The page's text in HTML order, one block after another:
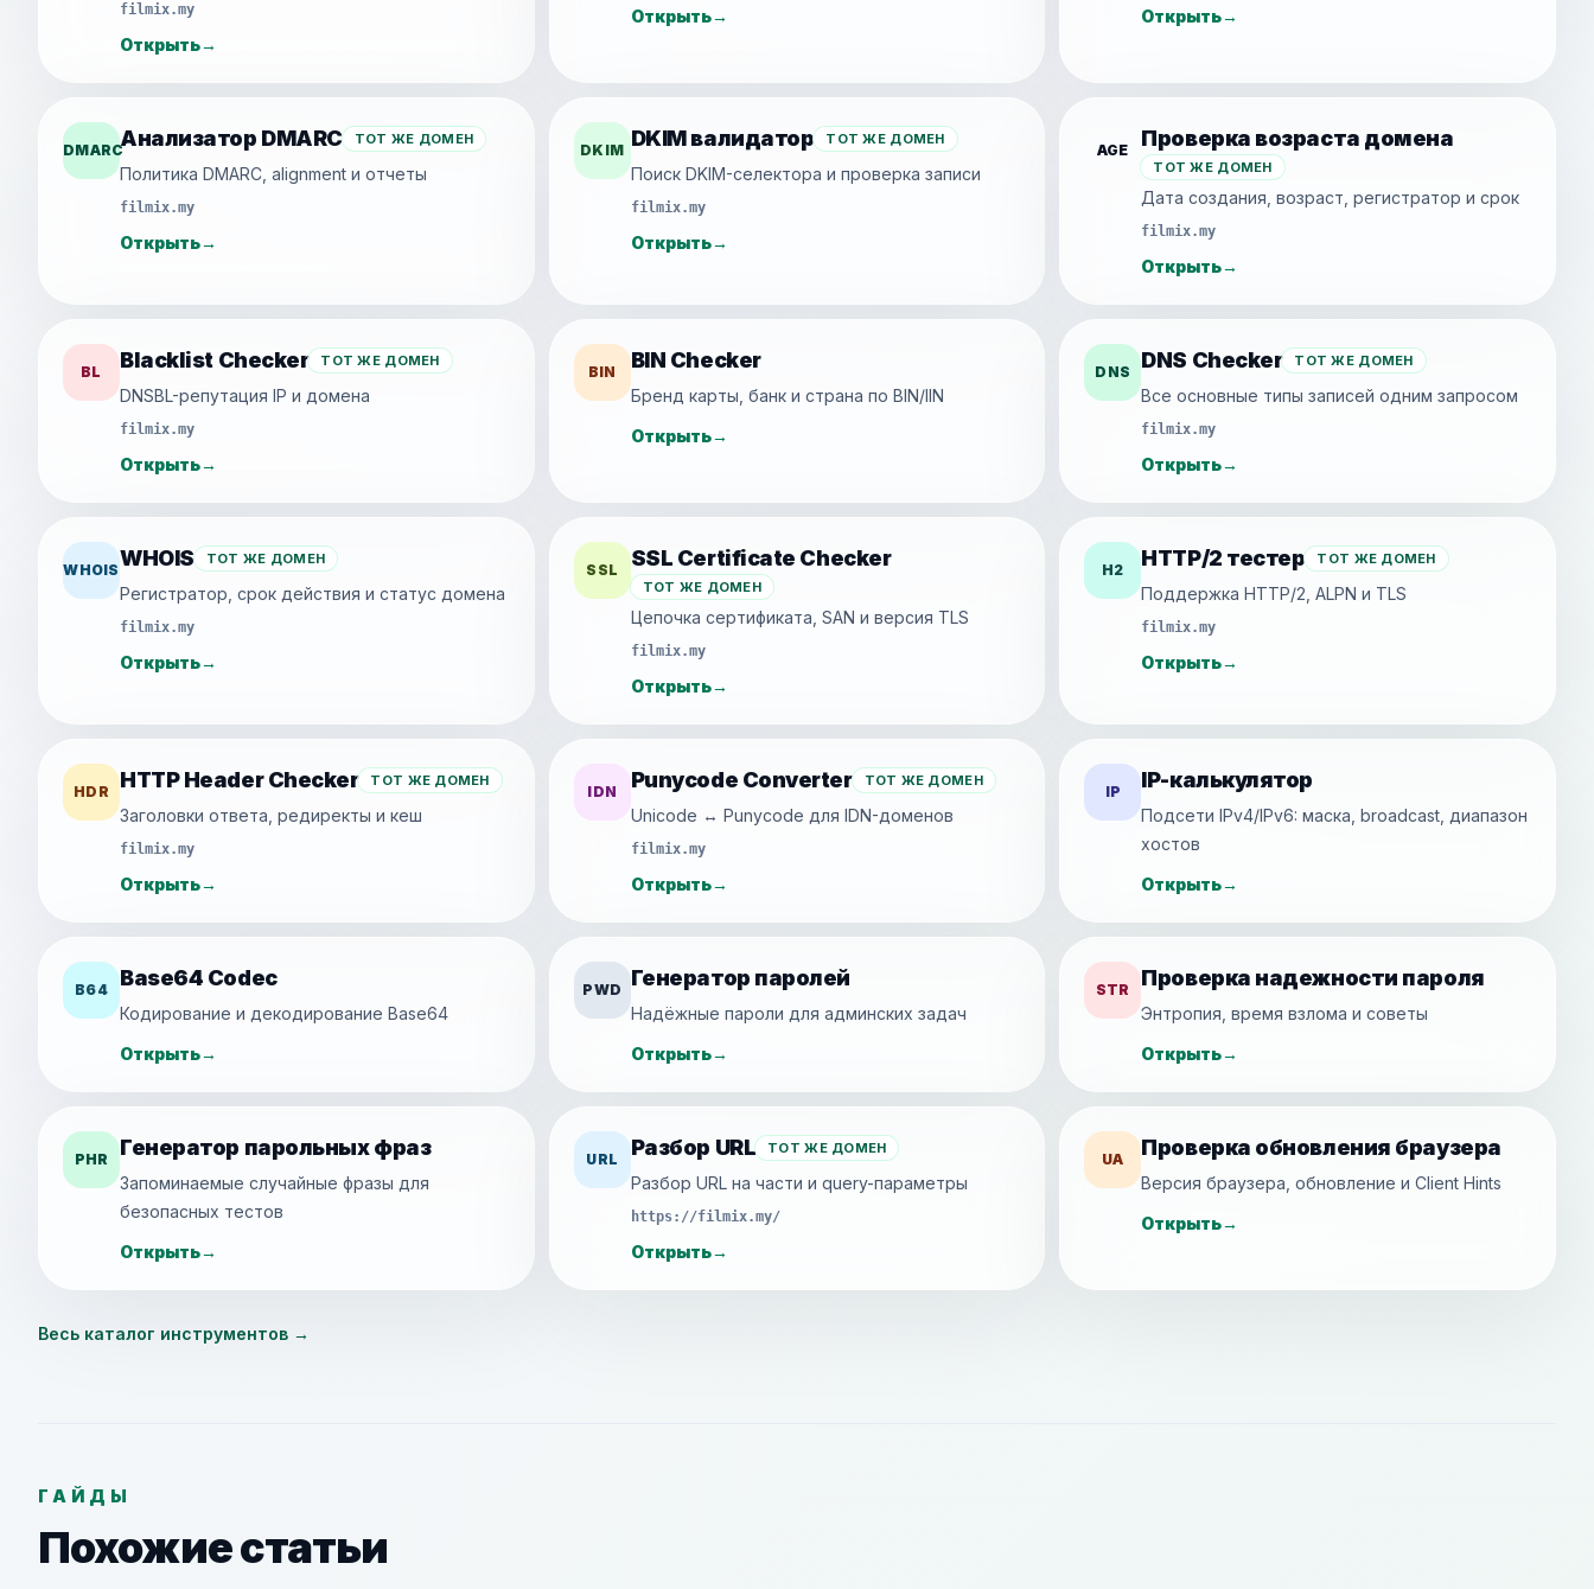
filmix.my
Открыть→
Открыть→ Открыть→
DMARCАнализатор DMARC ТОТ ЖЕ ДОМЕН
Политика DMARC, alignment и отчеты
filmix.my
Открыть→
DKIM DKIM валидатор ТОТ ЖЕ ДОМЕН
Поиск DKIM-селектора и проверка записи
filmix.my
Открыть→
AGE Проверка возраста домена
ТОТ ЖЕ ДОМЕН
Дата создания, возраст, регистратор и срок
filmix.my
Открыть→
BL Blacklist Checker ТОТ ЖЕ ДОМЕН
DNSBL-репутация IP и домена
filmix.my
Открыть→
BIN BIN Checker
Бренд карты, банк и страна по BIN/IIN
Открыть→
DNS DNS Checker ТОТ ЖЕ ДОМЕН
Все основные типы записей одним запросом
filmix.my
Открыть→
WHOISWHOIS ТОТ ЖЕ ДОМЕН
Регистратор, срок действия и статус домена
filmix.my
Открыть→
SSL SSL Certificate Checker
ТОТ ЖЕ ДОМЕН
Цепочка сертификата, SAN и версия TLS
filmix.my
Открыть→
H2 HTTP/2 тестер ТОТ ЖЕ ДОМЕН
Поддержка HTTP/2, ALPN и TLS
filmix.my
Открыть→
HDR HTTP Header Checker ТОТ ЖЕ ДОМЕН
Заголовки ответа, редиректы и кеш
filmix.my
Открыть→
IDN Punycode Converter ТОТ ЖЕ ДОМЕН
Unicode ↔ Punycode для IDN-доменов
filmix.my
Открыть→
IP IP-калькулятор
Подсети IPv4/IPv6: маска, broadcast, диапазон
хостов
Открыть→
B64 Base64 Codec
Кодирование и декодирование Base64
Открыть→
PWD Генератор паролей
Надёжные пароли для админских задач
Открыть→
STR Проверка надежности пароля
Энтропия, время взлома и советы
Открыть→
PHR Генератор парольных фраз
Запоминаемые случайные фразы для
безопасных тестов
Открыть→
URL Разбор URL ТОТ ЖЕ ДОМЕН
Разбор URL на части и query-параметры
https://filmix.my/
Открыть→
UA Проверка обновления браузера
Версия браузера, обновление и Client Hints
Открыть→
Весь каталог инструментов →
ГАЙДЫ
Похожие статьи